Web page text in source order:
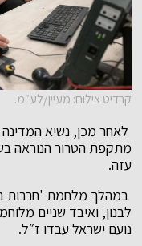
קרדיט צילום: מעיין/לע״מ.
לאחר מכן, נשיא
מתקפת הטרור הנוראה
עזה.
במהלך מלחמת 'חרבות
לבנון, ואיבד שניים
נועם ישראל עבדו ז״ל.